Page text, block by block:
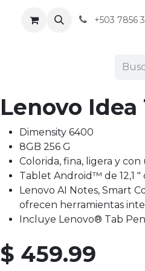
+503 7856
Lenovo Idea
Dimensity 6400
8GB 256 G
Colorida, fina, ligera y
Tablet Android™ de 12,1
Lenovo AI Notes, Smart
ofrecen herramientas
Incluye Lenovo® Tab
$ 459.99